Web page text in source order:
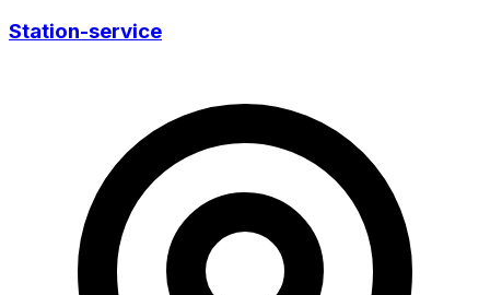
Station-service